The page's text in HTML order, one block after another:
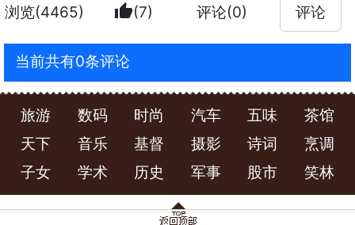
浏览(4465) thumb_up(7) 评论(0) 评论
当前共有0条评论
旅游 数码 时尚 汽车 五味
茶馆
天下
音乐 基督 摄影 诗词
烹调
子女
学术 历史 军事 股市 笑林